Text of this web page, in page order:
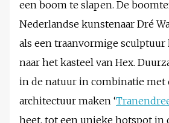
een boom te slapen. De
Nederlandse kunstenaar Dré
als een traanvormige sculptuur
naar het kasteel van Hex.
in de natuur in combinatie met
architectuur maken ‘
heet, tot een unieke hotspot in